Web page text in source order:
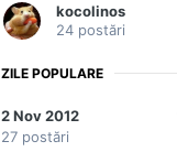
kocolinos
24 postări
ZILE POPULARE
2 Nov 2012
27 postări